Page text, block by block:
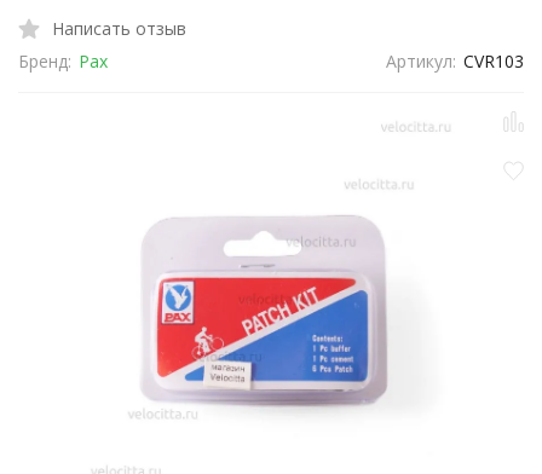
Написать отзыв
Бренд: Pax Артикул: CVR103